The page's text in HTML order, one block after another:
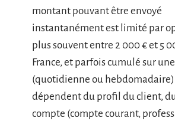
montant pouvant être envoyé
instantanément est limité par
plus souvent entre 2 000 € et 5
France, et parfois cumulé sur
(quotidienne ou
dépendent du profil du client,
compte (compte courant,